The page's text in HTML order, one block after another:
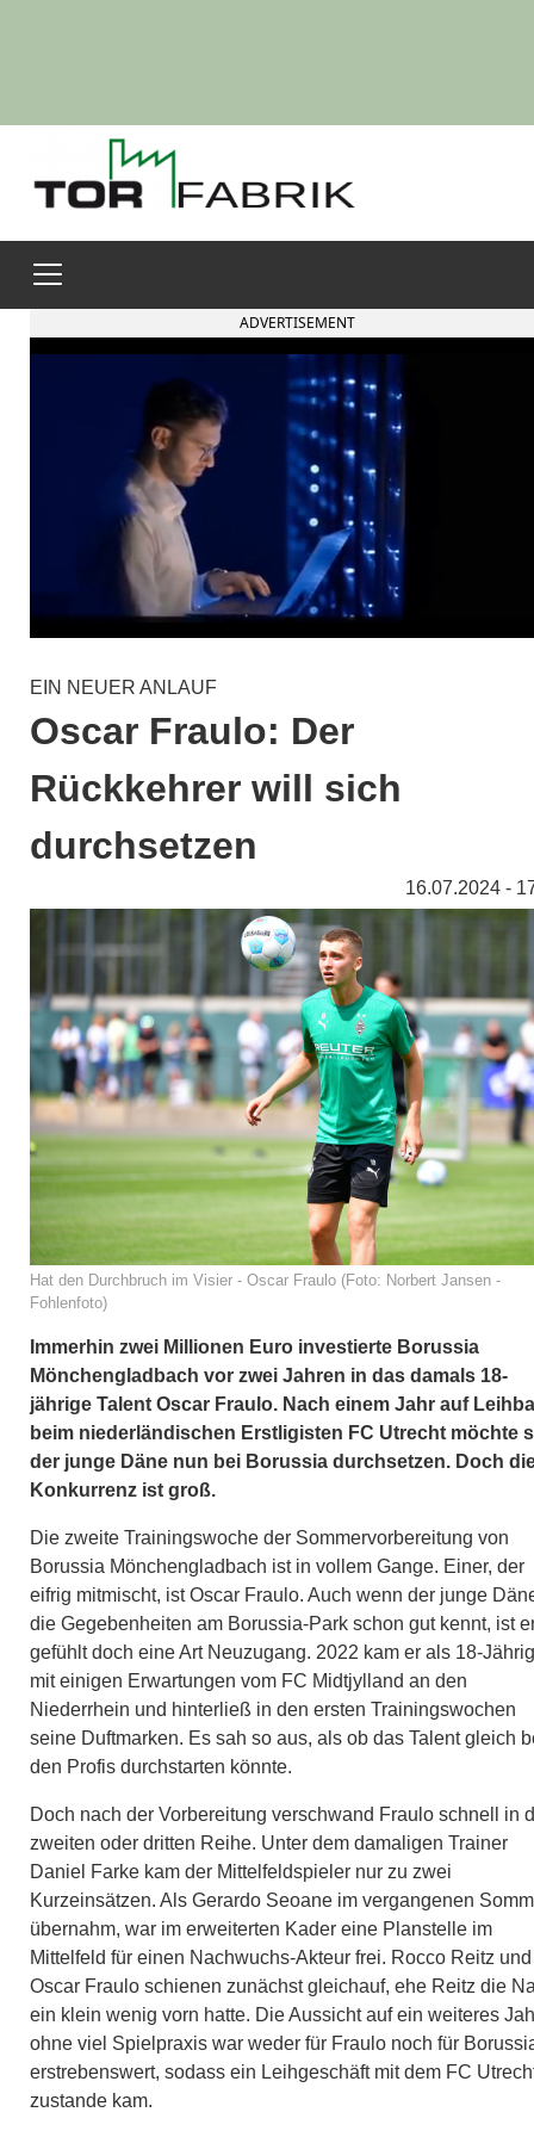
ADVERTISEMENT
EIN NEUER ANLAUF
Oscar Fraulo: Der
Rückkehrer will sich
durchsetzen
16.07.2024 -
Hat den Durchbruch im Visier - Oscar Fraulo (Foto: Norbert Jansen -
Fohlenfoto)
Immerhin zwei Millionen Euro investierte Borussia
Mönchengladbach vor zwei Jahren in das damals 18-
jährige Talent Oscar Fraulo. Nach einem Jahr auf
beim niederländischen Erstligisten FC Utrecht möchte
der junge Däne nun bei Borussia durchsetzen. Doch
Konkurrenz ist groß.
Die zweite Trainingswoche der Sommervorbereitung von
Borussia Mönchengladbach ist in vollem Gange. Einer, der
eifrig mitmischt, ist Oscar Fraulo. Auch wenn der junge
die Gegebenheiten am Borussia-Park schon gut kennt, ist
gefühlt doch eine Art Neuzugang. 2022 kam er als 18-
mit einigen Erwartungen vom FC Midtjylland an den
Niederrhein und hinterließ in den ersten Trainingswochen
seine Duftmarken. Es sah so aus, als ob das Talent gleich
den Profis durchstarten könnte.
Doch nach der Vorbereitung verschwand Fraulo schnell in
zweiten oder dritten Reihe. Unter dem damaligen Trainer
Daniel Farke kam der Mittelfeldspieler nur zu zwei
Kurzeinsätzen. Als Gerardo Seoane im vergangenen
übernahm, war im erweiterten Kader eine Planstelle im
Mittelfeld für einen Nachwuchs-Akteur frei. Rocco Reitz und
Oscar Fraulo schienen zunächst gleichauf, ehe Reitz die
ein klein wenig vorn hatte. Die Aussicht auf ein weiteres
ohne viel Spielpraxis war weder für Fraulo noch für
erstrebenswert, sodass ein Leihgeschäft mit dem FC
zustande kam.